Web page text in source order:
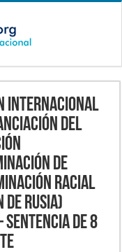
INTERNACIONAL
DEL
DE
RACIAL
RUSIA)
– Sentencia de 8